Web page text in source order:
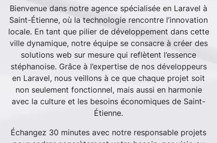
Bienvenue dans notre agence spécialisée en Laravel à
Saint-Étienne, où la technologie rencontre l’innovation
locale. En tant que pilier de développement dans cette
ville dynamique, notre équipe se consacre à créer des
solutions web sur mesure qui reflètent l’essence
stéphanoise. Grâce à l’expertise de nos développeurs
en Laravel, nous veillons à ce que chaque projet soit
non seulement fonctionnel, mais aussi en harmonie
avec la culture et les besoins économiques de Saint-
Étienne.
Échangez 30 minutes avec notre responsable projets